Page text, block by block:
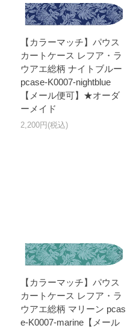
【カラーマッチ】パウス
カートケース レフア・ラ
ウアエ総柄 ナイトブルー
pcase-K0007-nightblue
【メール便可】★オーダ
ーメイド
2,200円(税込)
【カラーマッチ】パウス
カートケース レフア・ラ
ウアエ総柄 マリーン pcas
e-K0007-marine【メール